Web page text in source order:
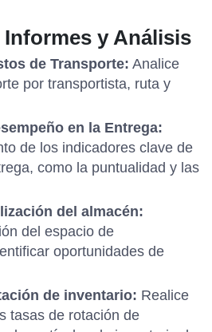
y Análisis
de Transporte: Analice
por transportista, ruta y
en la Entrega:
de los indicadores clave de
como la puntualidad y las
del almacén:
del espacio de
oportunidades de
de inventario: Realice
tasas de rotación de